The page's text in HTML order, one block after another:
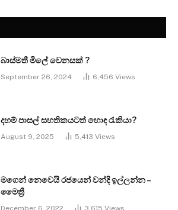
බාස්මතී මිලේ වෙනසක් ?
September 26, 2024 6,456 Views
දහම් පාසල් සහතිකයටත් හොඳ රැකියා?
August 9, 2025 5,413 Views
මගෙන් නෙවෙයි රජයෙන් වන්දි ඉල්ලන්න –
මෛත්‍රී